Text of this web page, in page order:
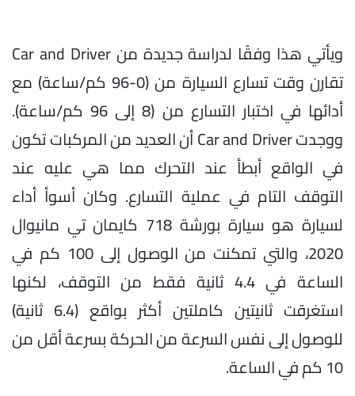
ويأتي هذا وفقًا لدراسة جديدة من Car and Driver
تقارن وقت تسارع السيارة من (0-96 كم/ساعة) مع
أدائها في اختبار التسارع من (8 إلى 96 كم/ساعة).
ووجدت Car and Driver أن العديد من المركبات تكون
في الواقع أبطأ عند التحرك مما هي عليه عند
التوقف التام في عملية التسارع. وكان أسوأ أداء
لسيارة هو سيارة بورشة 718 كايمان تي مانيوال
2020، والتي تمكنت من الوصول إلى 100 كم في
الساعة في 4.4 ثانية فقط من التوقف، لكنها
استغرقت ثانيتين كاملتين أكثر بواقع (6.4 ثانية)
للوصول إلى نفس السرعة من الحركة بسرعة أقل من
10 كم في الساعة.